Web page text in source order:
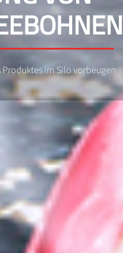
Produktes im Silo vorbeugen